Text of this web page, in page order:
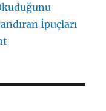
İpuçları